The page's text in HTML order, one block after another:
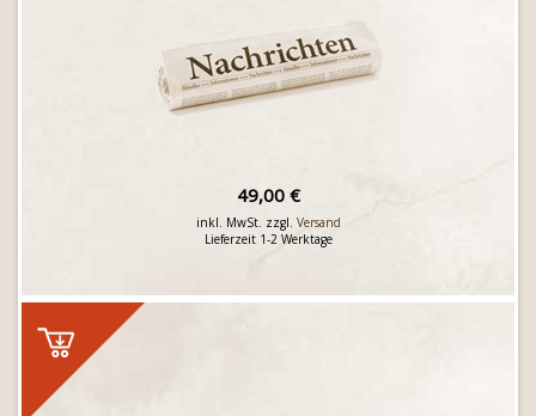
49,00 €
inkl. MwSt. zzgl. Versand
Lieferzeit 1-2 Werktage